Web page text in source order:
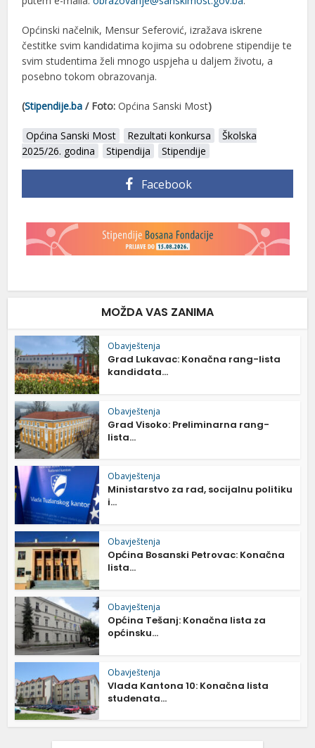
Općinski načelnik, Mensur Seferović, izražava iskrene
čestitke svim kandidatima kojima su odobrene stipendije te
svim studentima želi mnogo uspjeha u daljem životu, a
posebno tokom obrazovanja.
(Stipendije.ba / Foto:Općina Sanski Most)
Općina Sanski Most Rezultati konkursa
Školska
2025/26. godina
Stipendija Stipendije
Facebook
MOŽDA VAS ZANIMA
Obavještenja
Grad Lukavac: Konačna rang-lista
kandidata...
Obavještenja
Grad Visoko: Preliminarna rang-
lista...
Obavještenja
Ministarstvo za rad, socijalnu politiku
i...
Obavještenja
Općina Bosanski Petrovac: Konačna
lista...
Obavještenja
Općina Tešanj: Konačna lista za
općinsku...
Obavještenja
Vlada Kantona 10: Konačna lista
studenata...